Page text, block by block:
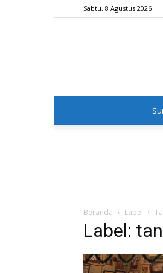
Sabtu, 8 Agustus 2026
Beranda Label
Label: